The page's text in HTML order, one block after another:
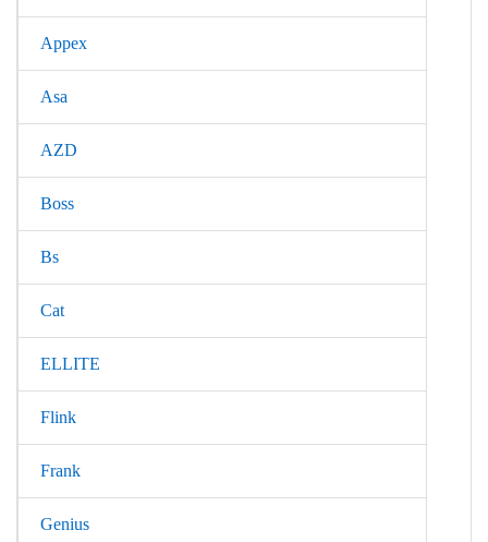
Appex
Asa
AZD
Boss
Bs
Cat
ELLITE
Flink
Frank
Genius